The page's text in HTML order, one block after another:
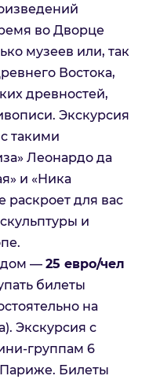
во Дворце
музеев или, так
Востока,
древностей,
Экскурсия
такими
Леонардо да
и «Ника
раскроет для вас
и
— 25 евро/чел
билеты
на
Экскурсия с
группам 6
Билеты